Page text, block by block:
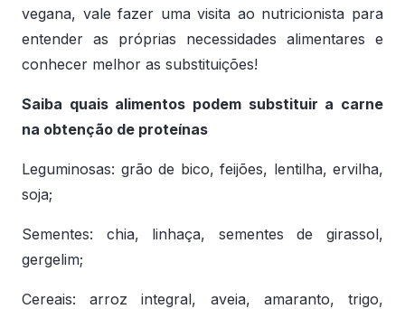
vegana, vale fazer uma visita ao nutricionista para
entender as próprias necessidades alimentares e
conhecer melhor as substituições!
Saiba quais alimentos podem substituir a carne
na obtenção de proteínas
Leguminosas: grão de bico, feijões, lentilha, ervilha,
soja;
Sementes: chia, linhaça, sementes de girassol,
gergelim;
Cereais: arroz integral, aveia, amaranto, trigo,